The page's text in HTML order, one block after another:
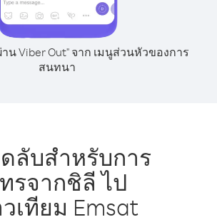
น Viber Out" จาก เมนูส่วนหัวของการ
สนทนา
ลับสำหรับการ
รจากชิลี ไป
เทียม Emsat